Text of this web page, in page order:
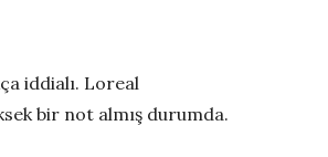
iddialı. Loreal
bir not almış durumda.